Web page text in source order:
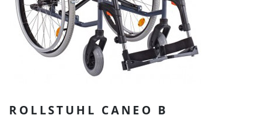
ROLLSTUHL CANEO B